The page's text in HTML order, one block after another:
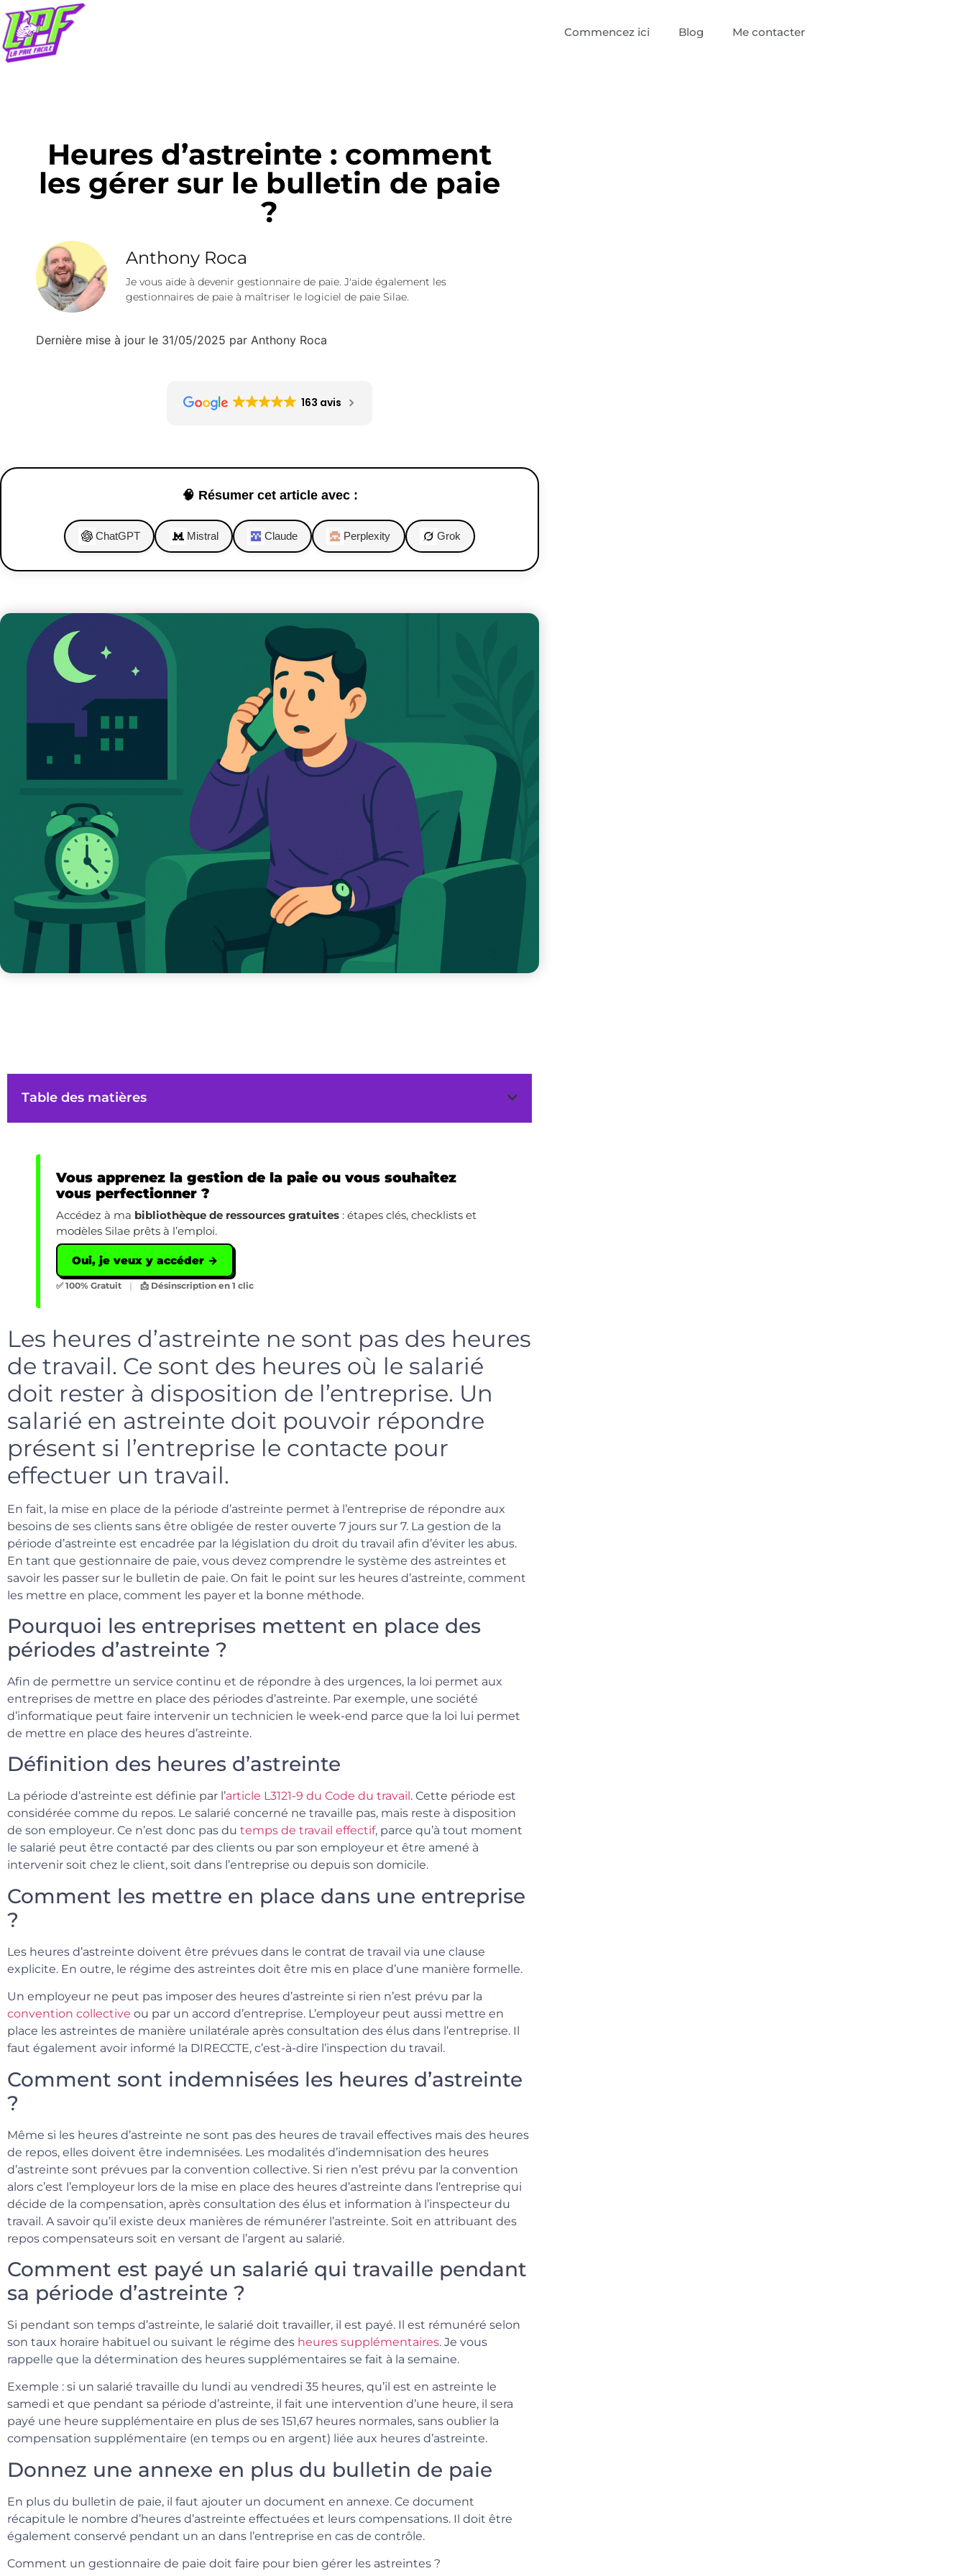
Commencez ici Blog Me contacter
Heures d’astreinte : comment
les gérer sur le bulletin de paie
?
Anthony Roca
Je vous aide à devenir gestionnaire de paie. J'aide également les
gestionnaires de paie à maîtriser le logiciel de paie Silae.
Dernière mise à jour le 31/05/2025 par Anthony Roca
163 avis
🧠 Résumer cet article avec :
ChatGPT Mistral Claude Perplexity Grok
Table des matières
Vous apprenez la gestion de la paie ou vous souhaitez
vous perfectionner ?
Accédez à ma bibliothèque de ressources gratuites : étapes clés, checklists et
modèles Silae prêts à l’emploi.
Oui, je veux y accéder →
✅ 100% Gratuit | 📩 Désinscription en 1 clic
Les heures d’astreinte ne sont pas des heures
de travail. Ce sont des heures où le salarié
doit rester à disposition de l’entreprise. Un
salarié en astreinte doit pouvoir répondre
présent si l’entreprise le contacte pour
effectuer un travail.
En fait, la mise en place de la période d’astreinte permet à l’entreprise de répondre aux
besoins de ses clients sans être obligée de rester ouverte 7 jours sur 7. La gestion de la
période d’astreinte est encadrée par la législation du droit du travail afin d’éviter les abus.
En tant que gestionnaire de paie, vous devez comprendre le système des astreintes et
savoir les passer sur le bulletin de paie. On fait le point sur les heures d’astreinte, comment
les mettre en place, comment les payer et la bonne méthode.
Pourquoi les entreprises mettent en place des
périodes d’astreinte ?
Afin de permettre un service continu et de répondre à des urgences, la loi permet aux
entreprises de mettre en place des périodes d’astreinte. Par exemple, une société
d’informatique peut faire intervenir un technicien le week-end parce que la loi lui permet
de mettre en place des heures d’astreinte.
Définition des heures d’astreinte
La période d’astreinte est définie par l’article L3121-9 du Code du travail . Cette période est
considérée comme du repos. Le salarié concerné ne travaille pas, mais reste à disposition
de son employeur. Ce n’est donc pas du temps de travail effectif, parce qu’à tout moment
le salarié peut être contacté par des clients ou par son employeur et être amené à
intervenir soit chez le client, soit dans l’entreprise ou depuis son domicile.
Comment les mettre en place dans une entreprise
?
Les heures d’astreinte doivent être prévues dans le contrat de travail via une clause
explicite. En outre, le régime des astreintes doit être mis en place d’une manière formelle.
Un employeur ne peut pas imposer des heures d’astreinte si rien n’est prévu par la
convention collective ou par un accord d’entreprise. L’employeur peut aussi mettre en
place les astreintes de manière unilatérale après consultation des élus dans l’entreprise. Il
faut également avoir informé la DIRECCTE, c’est-à-dire l’inspection du travail.
Comment sont indemnisées les heures d’astreinte
?
Même si les heures d’astreinte ne sont pas des heures de travail effectives mais des heures
de repos, elles doivent être indemnisées. Les modalités d’indemnisation des heures
d’astreinte sont prévues par la convention collective. Si rien n’est prévu par la convention
alors c’est l’employeur lors de la mise en place des heures d’astreinte dans l’entreprise qui
décide de la compensation, après consultation des élus et information à l’inspecteur du
travail. A savoir qu’il existe deux manières de rémunérer l’astreinte. Soit en attribuant des
repos compensateurs soit en versant de l’argent au salarié.
Comment est payé un salarié qui travaille pendant
sa période d’astreinte ?
Si pendant son temps d’astreinte, le salarié doit travailler, il est payé. Il est rémunéré selon
son taux horaire habituel ou suivant le régime des heures supplémentaires. Je vous
rappelle que la détermination des heures supplémentaires se fait à la semaine.
Exemple : si un salarié travaille du lundi au vendredi 35 heures, qu’il est en astreinte le
samedi et que pendant sa période d’astreinte, il fait une intervention d’une heure, il sera
payé une heure supplémentaire en plus de ses 151,67 heures normales, sans oublier la
compensation supplémentaire (en temps ou en argent) liée aux heures d’astreinte.
Donnez une annexe en plus du bulletin de paie
En plus du bulletin de paie, il faut ajouter un document en annexe. Ce document
récapitule le nombre d’heures d’astreinte effectuées et leurs compensations. Il doit être
également conservé pendant un an dans l’entreprise en cas de contrôle.
Comment un gestionnaire de paie doit faire pour bien gérer les astreintes ?